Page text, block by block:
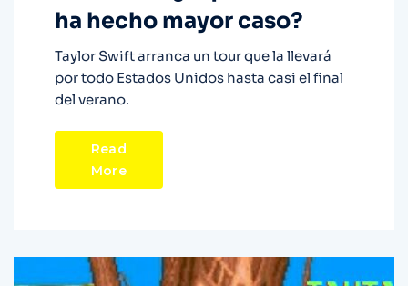
ha hecho mayor caso?
Taylor Swift arranca un tour que la llevará
por todo Estados Unidos hasta casi el final
del verano.
Read
More